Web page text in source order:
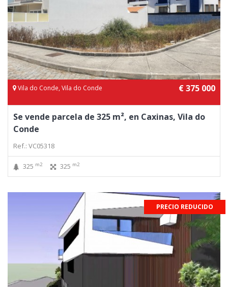
Vila do Conde, Vila do Conde € 375 000
Se vende parcela de 325 m², en Caxinas, Vila do
Conde
Ref.: VC05318
325 m2 325 m2
PRECIO REDUCIDO